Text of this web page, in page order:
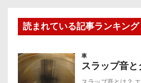
読まれている記事ランキング